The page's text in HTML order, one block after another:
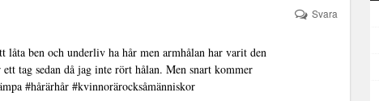
låta ben och underliv ha hår men armhålan har varit den
tag sedan då jag inte rört hålan. Men snart kommer
#hårärhår #kvinnorärocksåmänniskor
Svara